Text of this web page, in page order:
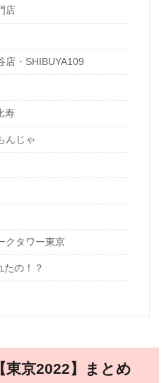
店
店・SHIBUYA109
寿
んじゃ
クタワー東京
たの！？
東京2022】まとめ